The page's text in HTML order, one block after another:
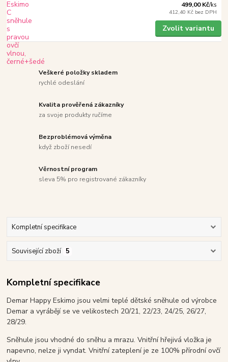
499,00 Kč/ks
412,40 Kč bez DPH
Zvolit variantu
Veškeré položky skladem
rychlé odeslání
Kvalita prověřená zákazníky
za svoje produkty ručíme
Bezproblémová výměna
když zboží nesedí
Věrnostní program
sleva 5% pro registrované zákazníky
Kompletní specifikace
Související zboží 5
Kompletní specifikace
Demar Happy Eskimo jsou velmi teplé dětské sněhule od výrobce
Demar a vyrábějí se ve velikostech 20/21, 22/23, 24/25, 26/27,
28/29.
Sněhule jsou vhodné do sněhu a mrazu. Vnitřní hřejivá vložka je
napevno, nelze ji vyndat. Vnitřní zateplení je ze 100% přírodní ovčí